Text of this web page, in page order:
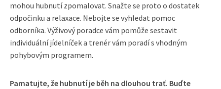
mohou hubnutí zpomalovat. Snažte se proto o dostatek
odpočinku a relaxace. Nebojte se vyhledat pomoc
odborníka. Výživový poradce vám pomůže sestavit
individuální jídelníček a trenér vám poradí s vhodným
pohybovým programem.
Pamatujte, že hubnutí je běh na dlouhou trať. Buďte